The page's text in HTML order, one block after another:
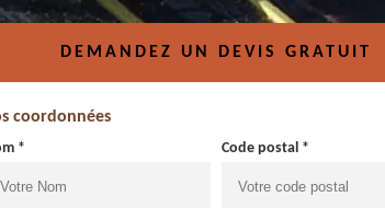
DEMANDEZ UN DEVIS GRATUIT
coordonnées
* Code postal *